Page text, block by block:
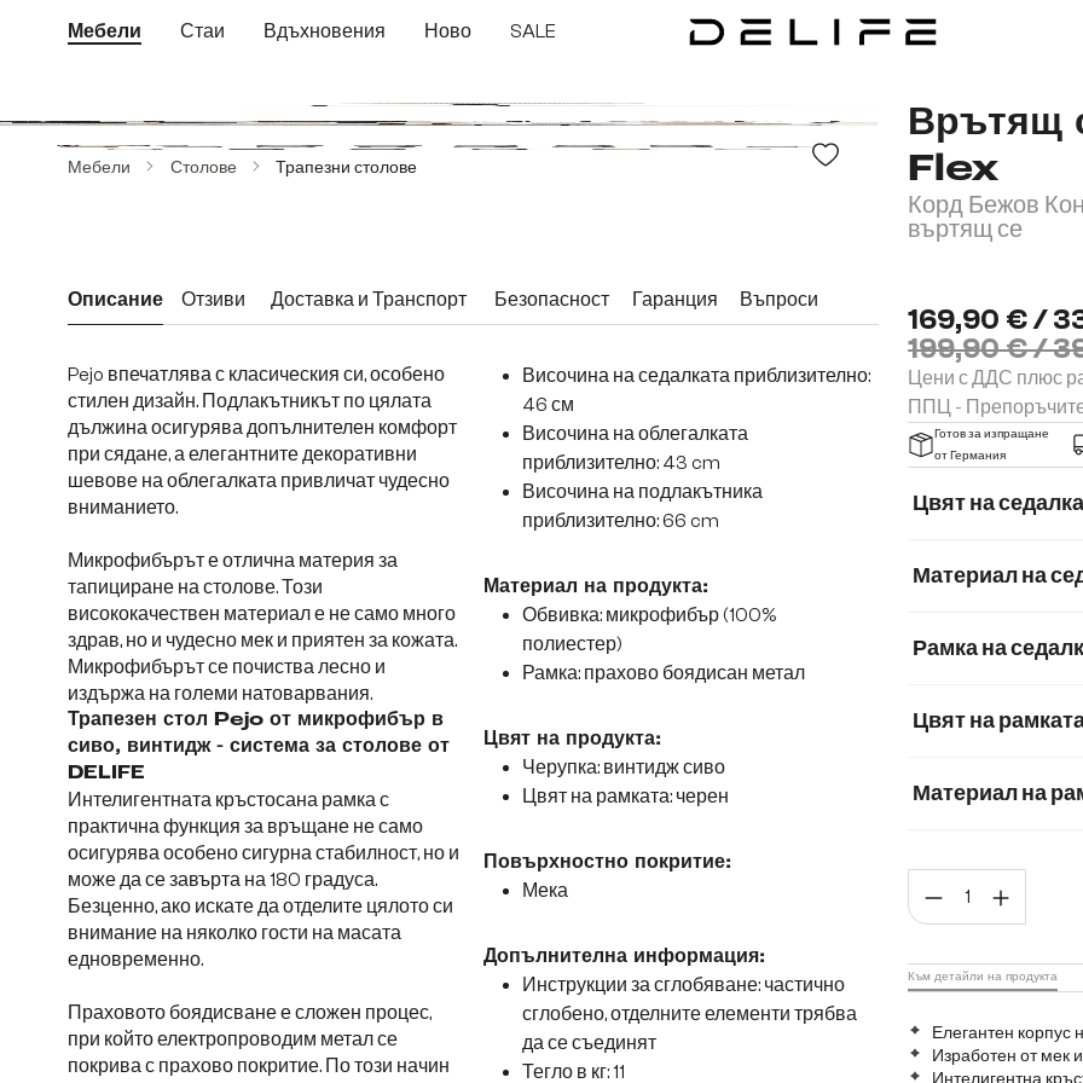
към основното съдържание
Преминете към търсенето
Преминете към основната навигация
Мебели Стаи Вдъхновения Ново SALE
Мебели Столове Трапезни столове
Врътящ
Flex
Корд Бежов
въртящ се
169,90 € /
199,90 € /
Цени с ДДС плюс
ППЦ -
Готов за изпращане
от Германия
Цвят на
Материал на
Мек текстилен
Микрофибър/
Рамка на
Цвят на
Материал на
Матирана
Елегантен корпус
Изработен от мек
Към детайли на продукта
Описание Отзиви Доставка и Транспорт Безопасност Гаранция Въпроси
Pejo впечатлява с класическия си, особено
стилен дизайн. Подлакътникът по цялата
дължина осигурява допълнителен комфорт
при сядане, а елегантните декоративни
шевове на облегалката привличат чудесно
вниманието.
Микрофибърът е отлична материя за
тапициране на столове. Този
висококачествен материал е не само много
здрав, но и чудесно мек и приятен за кожата.
Микрофибърът се почиства лесно и
издържа на големи натоварвания.
Трапезен стол Pejo от микрофибър в
сиво, винтидж - система за столове от
DELIFE
Интелигентната кръстосана рамка с
практична функция за връщане не само
осигурява особено сигурна стабилност, но и
може да се завърта на 180 градуса.
Безценно, ако искате да отделите цялото си
внимание на няколко гости на масата
едновременно.
Праховото боядисване е сложен процес,
при който електропроводим метал се
покрива с прахово покритие. По този начин
Височина на седалката приблизително:
46 см
Височина на облегалката
приблизително: 43 cm
Височина на подлакътника
приблизително: 66 cm
Материал на продукта:
Обвивка: микрофибър (100%
полиестер)
Рамка: прахово боядисан метал
Цвят на продукта:
Черупка: винтидж сиво
Цвят на рамката: черен
Повърхностно покритие:
Мека
Допълнителна информация:
Инструкции за сглобяване: частично
сглобено, отделните елементи трябва
да се съединят
Тегло в кг: 11